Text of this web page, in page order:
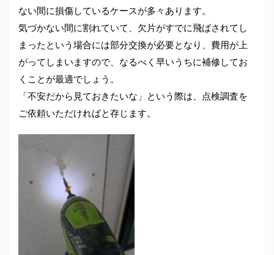
ない間に損傷しているケースが多々あります。
気づかない間に割れていて、欠片がすでに飛ばされてし
まったという場合には部分交換が必要となり、費用が上
がってしまいますので、なるべく早いうちに補修してお
くことが最適でしょう。
「不安だから見ておきたいな」という際は、点検調査を
ご依頼いただければと存じます。